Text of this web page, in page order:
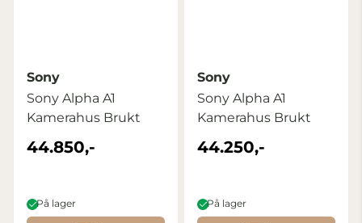
Sony
Sony Alpha A1
Kamerahus Brukt
44.850,-
På lager
Sony
Sony Alpha A1
Kamerahus Brukt
44.250,-
På lager